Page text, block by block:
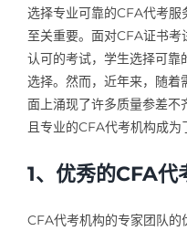
选择专业可靠的CFA代考
至关重要。面对CFA证书
认可的考试，学生选择可靠
选择。然而，近年来，随着
面上涌现了许多质量参差
且专业的CFA代考机构成为
1、优秀的CFA代
CFA代考机构的专家团队